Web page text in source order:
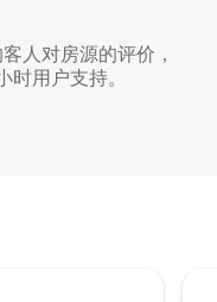
人对房源的评价，
用户支持。